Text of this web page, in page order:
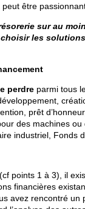
être
sur au
les
perdre parmi tous
prêt
des machines
industriel, Fonds
points 1 à 3), il
financières
avez rencontré